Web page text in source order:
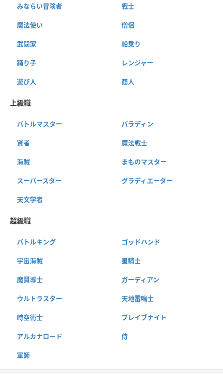
みならい冒険者 戦士
魔法使い 僧侶
武闘家 船乗り
踊り子 レンジャー
遊び人 商人
上級職
バトルマスター パラディン
賢者 魔法戦士
海賊 まものマスター
スーパースター グラディエーター
天文学者
超級職
バトルキング ゴッドハンド
宇宙海賊 星騎士
魔賢導士 ガーディアン
ウルトラスター 天地雷鳴士
時空術士 ブレイブナイト
アルカナロード 侍
軍師